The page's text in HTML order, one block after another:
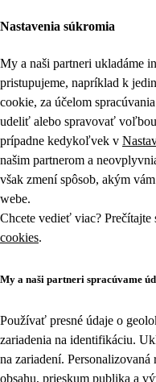
Nastavenia súkromia
My a naši partneri ukladáme
pristupujeme, napríklad k
cookie, za účelom
udeliť alebo spravovať
prípadne kedykoľvek v
našim partnerom a
však zmení spôsob, akým
webe.
Chcete vedieť viac? Prečítajte
cookies.
My a naši partneri spracúvame
Používať presné údaje o
zariadenia na identifikáciu.
na zariadení. Personalizovaná
obsahu, prieskum publika a